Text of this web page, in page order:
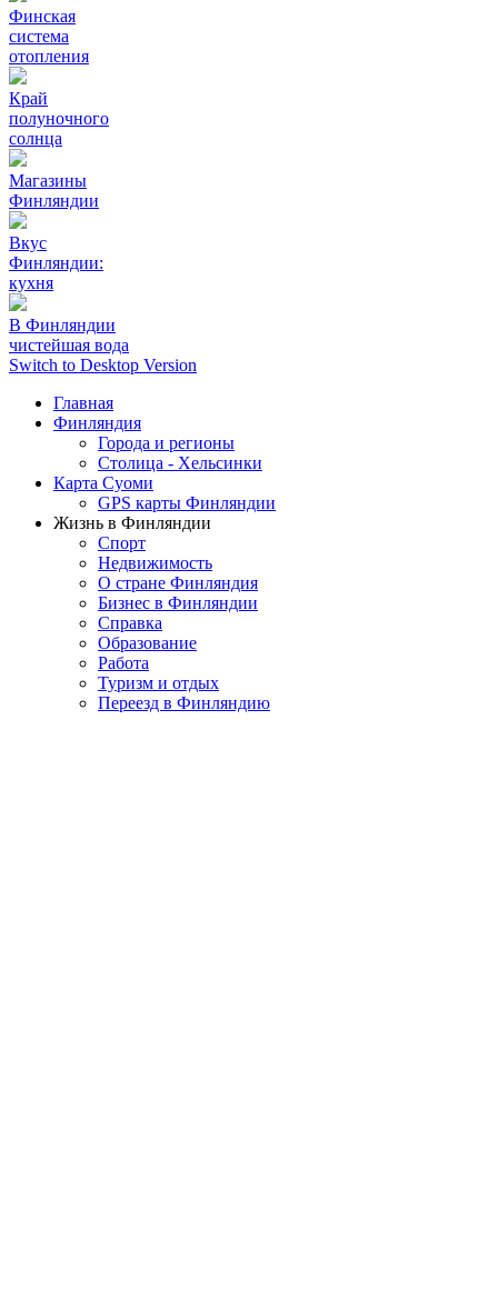
Финская
система
отопления
Край
полуночного
солнца
Магазины
Финляндии
Вкус
Финляндии:
кухня
В Финляндии
чистейшая вода
Switch to Desktop Version
Главная
Финляндия
Города и регионы
Столица - Хельсинки
Карта Суоми
GPS карты Финляндии
Жизнь в Финляндии
Спорт
Недвижимость
О стране Финляндия
Бизнес в Финляндии
Справка
Образование
Работа
Туризм и отдых
Переезд в Финляндию